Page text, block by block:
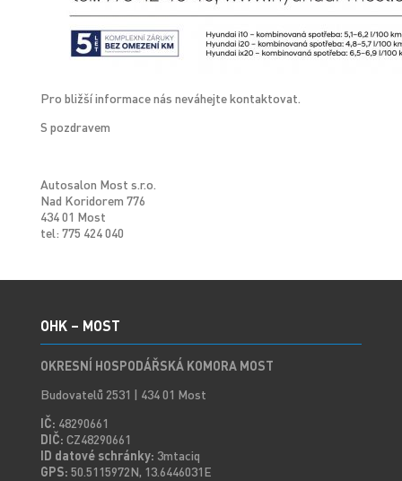
Pro bližší informace nás neváhejte kontaktovat.
S pozdravem
Autosalon Most s.r.o.
Nad Koridorem 776
434 01 Most
tel: 775 424 040
OHK – MOST
OKRESNÍ HOSPODÁŘSKÁ KOMORA MOST
Budovatelů 2531 | 434 01 Most
IČ: 48290661
DIČ: CZ48290661
ID datové schránky: 3mtaciq
GPS: 50.5115972N, 13.6446031E